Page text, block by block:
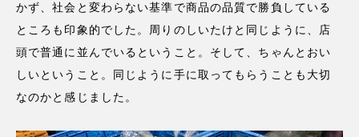
かず、社会と変わらない基準で商品の品質で勝負している
ところも印象的でした。周りのしいたけと同じように、店
頭で普通に並んでいるということ。そして、ちゃんとおい
しいということ。同じように手に取ってもらうことも大切
なのかと感じました。